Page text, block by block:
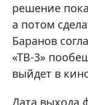
решение
а потом
Баранов
«ТВ-3»
выйдет в
Дата выхода